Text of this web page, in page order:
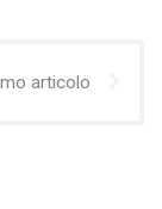
articolo